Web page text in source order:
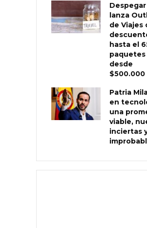
Despegar
lanza
de Viajes
hasta el
paquetes
desde
$500.000
Patria
en
una
viable,
inciertas